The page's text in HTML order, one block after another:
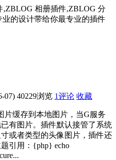
,ZBLOG 相册插件,ZBLOG 分
的设计带给你最专业的插件
07) 40229浏览 1评论 收藏
片缓存到本地图片，当G服务
有图片。插件默认接管了系统
或者类型的头像图片，插件还
引用：{php} echo